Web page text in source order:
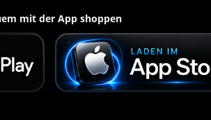
mit der App shoppen